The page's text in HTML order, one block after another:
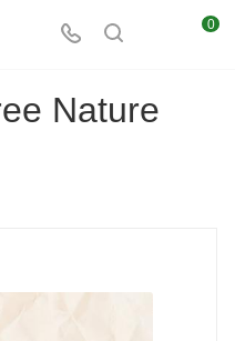
0
Nature